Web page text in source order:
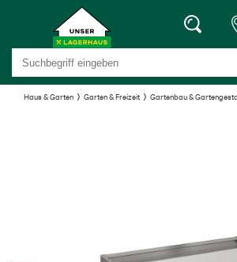
Haus & Garten Garten & Freizeit Gartenbau &